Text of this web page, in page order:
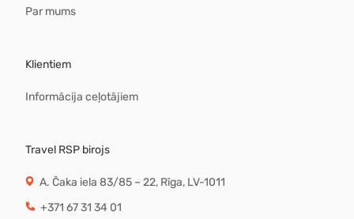
Par mums
Klientiem
Informācija ceļotājiem
Travel RSP birojs
A. Čaka iela 83/85 – 22, Rīga, LV-1011
+371 67 31 34 01